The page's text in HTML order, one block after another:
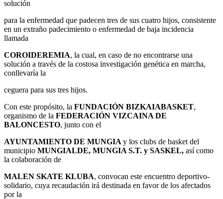
solución
para la enfermedad que padecen tres de sus cuatro hijos, consistente
en un extraño padecimiento o enfermedad de baja incidencia
llamada
COROIDEREMIA, la cual, en caso de no encontrarse una
solución a través de la costosa investigación genética en marcha,
conllevaría la
ceguera para sus tres hijos.
Con este propósito, la FUNDACIÓN BIZKAIABASKET,
organismo de la FEDERACIÓN VIZCAINA DE
BALONCESTO, junto con el
AYUNTAMIENTO DE MUNGIA y los clubs de basket del
municipio MUNGIALDE, MUNGIA S.T. y SASKEL, así como
la colaboración de
MALEN SKATE KLUBA, convocan este encuentro deportivo-
solidario, cuya recaudación irá destinada en favor de los afectados
por la